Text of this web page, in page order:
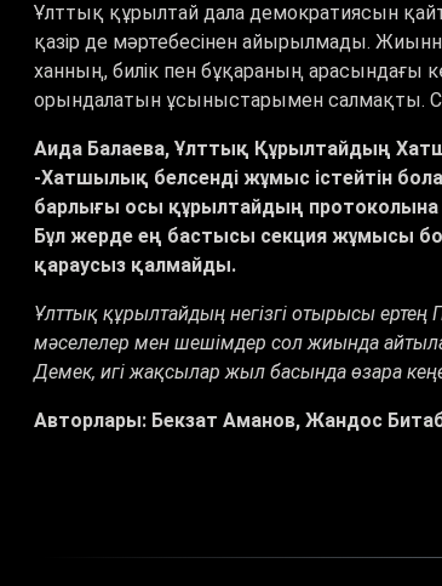
Ұлттық құрылтай дала демократиясын
қазір де мәртебесінен айырылмады.
ханның, билік пен бұқараның арасындағы
орындалатын ұсыныстарымен салмақты.
Аида Балаева, Ұлттық Құрылтайдың
-Хатшылық белсенді жұмыс істейтін
барлығы осы құрылтайдың протоколына
Бұл жерде ең бастысы секция жұмысы
қараусыз қалмайды.
Ұлттық құрылтайдың негізгі отырысы
мәселелер мен шешімдер сол жиында
Демек, игі жақсылар жыл басында өзара
Авторлары: Бекзат Аманов, Жандос